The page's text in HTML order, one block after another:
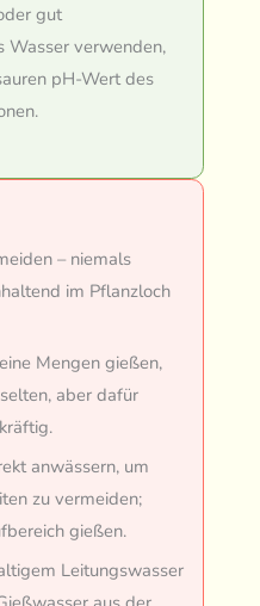
gut
Wasser verwenden,
pH-Wert des
– niemals
im Pflanzloch
Mengen gießen,
aber dafür
anwässern, um
zu vermeiden;
gießen.
Leitungswasser